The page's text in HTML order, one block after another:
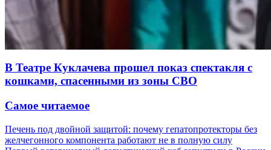
В Театре Куклачева прошел показ спектакля с
кошками, спасенными из зоны СВО
Самое читаемое
Печень под двойной защитой: почему гепатопротекторы без
желчегонного компонента работают не в полную силу